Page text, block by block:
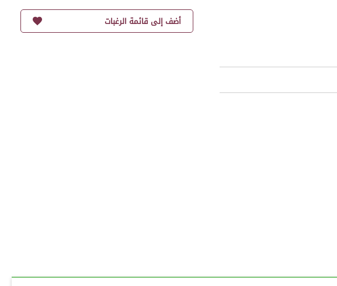
أضف إلى قائمة الرغبات